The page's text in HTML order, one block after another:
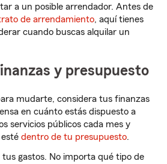
a un posible arrendador. Antes de
de arrendamiento, aquí tienes
cuando buscas alquilar un
y presupuesto
mudarte, considera tus finanzas
en cuánto estás dispuesto a
servicios públicos cada mes y
dentro de tu presupuesto.
tus gastos. No importa qué tipo de